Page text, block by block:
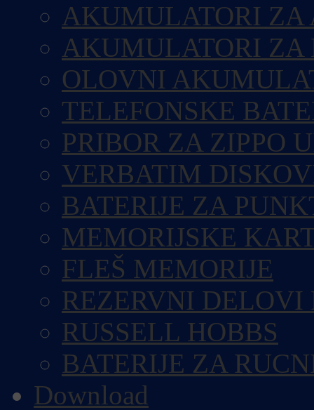
AKUMULATORI ZA
AKUMULATORI ZA
OLOVNI
TELEFONSKE
PRIBOR ZA ZIPPO
VERBATIM
BATERIJE ZA
MEMORIJSKE
FLEŠ MEMORIJE
REZERVNI DELOVI
RUSSELL HOBBS
BATERIJE ZA
Download